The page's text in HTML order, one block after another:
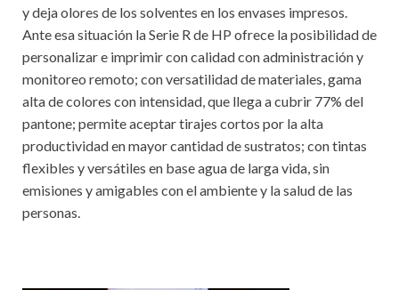
y deja olores de los solventes en los envases impresos.
Ante esa situación la Serie R de HP ofrece la posibilidad de
personalizar e imprimir con calidad con administración y
monitoreo remoto; con versatilidad de materiales, gama
alta de colores con intensidad, que llega a cubrir 77% del
pantone; permite aceptar tirajes cortos por la alta
productividad en mayor cantidad de sustratos; con tintas
flexibles y versátiles en base agua de larga vida, sin
emisiones y amigables con el ambiente y la salud de las
personas.